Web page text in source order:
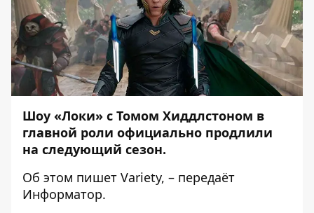
Шоу «Локи» с Томом Хиддлстоном в
главной роли официально продлили
на следующий сезон.
Об этом пишет Variety, – передаёт
Информатор.